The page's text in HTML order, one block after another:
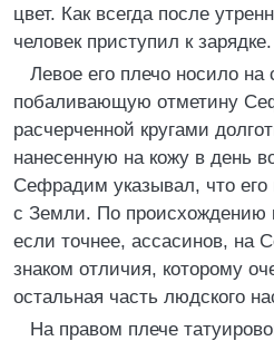
цвет. Как всегда после
человек приступил к зарядке.
Левое его плечо носило
побаливающую отметину
расчерченной кругами
нанесенную на кожу в день
Сефрадим указывал, что
с Земли. По происхождению
если точнее, ассасинов, на
знаком отличия, которому
остальная часть людского
На правом плече